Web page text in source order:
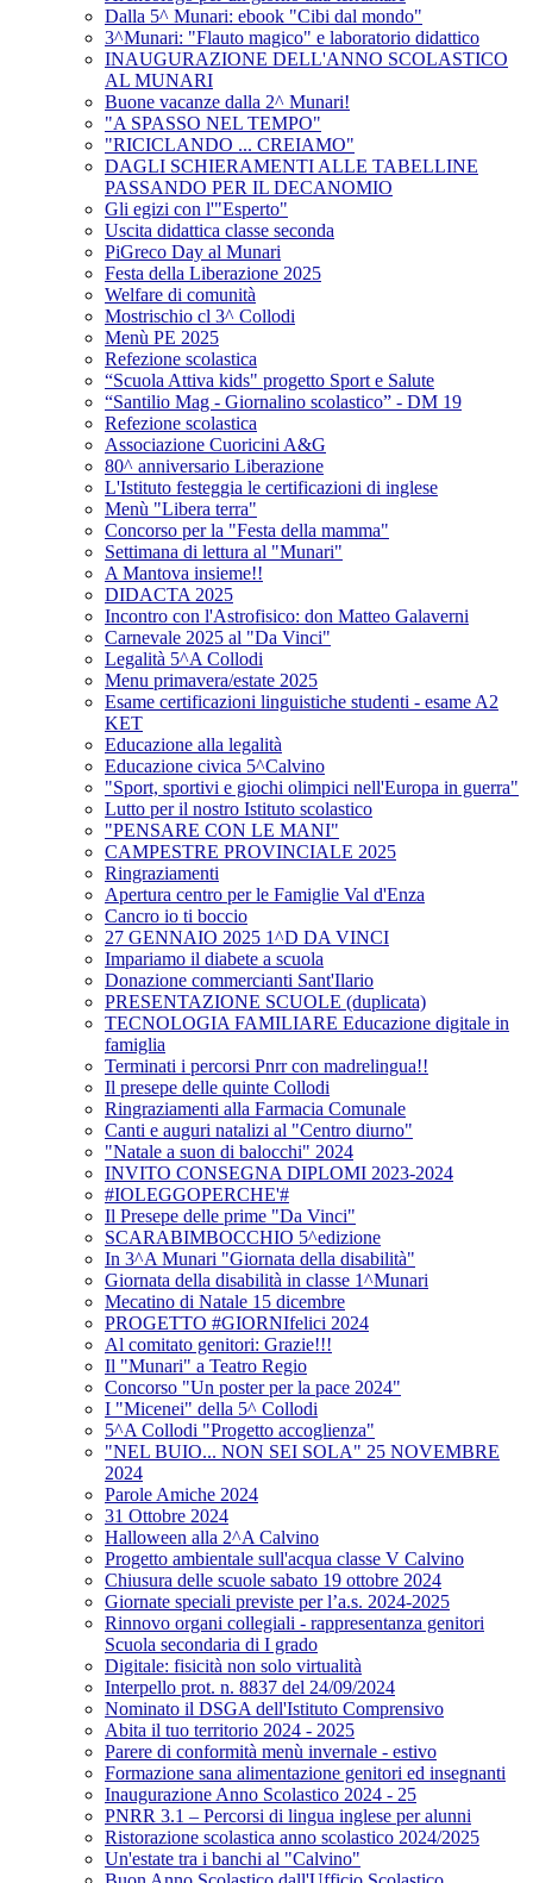
Dalla 5^ Munari: ebook "Cibi dal mondo"
3^Munari: "Flauto magico" e laboratorio didattico
INAUGURAZIONE DELL'ANNO SCOLASTICO
AL MUNARI
Buone vacanze dalla 2^ Munari!
"A SPASSO NEL TEMPO"
"RICICLANDO ... CREIAMO"
DAGLI SCHIERAMENTI ALLE TABELLINE
PASSANDO PER IL DECANOMIO
Gli egizi con l'"Esperto"
Uscita didattica classe seconda
PiGreco Day al Munari
Festa della Liberazione 2025
Welfare di comunità
Mostrischio cl 3^ Collodi
Menù PE 2025
Refezione scolastica
“Scuola Attiva kids" progetto Sport e Salute
“Santilio Mag - Giornalino scolastico” - DM 19
Refezione scolastica
Associazione Cuoricini A&G
80^ anniversario Liberazione
L'Istituto festeggia le certificazioni di inglese
Menù "Libera terra"
Concorso per la "Festa della mamma"
Settimana di lettura al "Munari"
A Mantova insieme!!
DIDACTA 2025
Incontro con l'Astrofisico: don Matteo Galaverni
Carnevale 2025 al "Da Vinci"
Legalità 5^A Collodi
Menu primavera/estate 2025
Esame certificazioni linguistiche studenti - esame A2
KET
Educazione alla legalità
Educazione civica 5^Calvino
"Sport, sportivi e giochi olimpici nell'Europa in guerra"
Lutto per il nostro Istituto scolastico
"PENSARE CON LE MANI"
CAMPESTRE PROVINCIALE 2025
Ringraziamenti
Apertura centro per le Famiglie Val d'Enza
Cancro io ti boccio
27 GENNAIO 2025 1^D DA VINCI
Impariamo il diabete a scuola
Donazione commercianti Sant'Ilario
PRESENTAZIONE SCUOLE (duplicata)
TECNOLOGIA FAMILIARE Educazione digitale in
famiglia
Terminati i percorsi Pnrr con madrelingua!!
Il presepe delle quinte Collodi
Ringraziamenti alla Farmacia Comunale
Canti e auguri natalizi al "Centro diurno"
"Natale a suon di balocchi" 2024
INVITO CONSEGNA DIPLOMI 2023-2024
#IOLEGGOPERCHE'#
Il Presepe delle prime "Da Vinci"
SCARABIMBOCCHIO 5^edizione
In 3^A Munari "Giornata della disabilità"
Giornata della disabilità in classe 1^Munari
Mecatino di Natale 15 dicembre
PROGETTO #GIORNIfelici 2024
Al comitato genitori: Grazie!!!
Il "Munari" a Teatro Regio
Concorso "Un poster per la pace 2024"
I "Micenei" della 5^ Collodi
5^A Collodi "Progetto accoglienza"
"NEL BUIO... NON SEI SOLA" 25 NOVEMBRE
2024
Parole Amiche 2024
31 Ottobre 2024
Halloween alla 2^A Calvino
Progetto ambientale sull'acqua classe V Calvino
Chiusura delle scuole sabato 19 ottobre 2024
Giornate speciali previste per l’a.s. 2024-2025
Rinnovo organi collegiali - rappresentanza genitori
Scuola secondaria di I grado
Digitale: fisicità non solo virtualità
Interpello prot. n. 8837 del 24/09/2024
Nominato il DSGA dell'Istituto Comprensivo
Abita il tuo territorio 2024 - 2025
Parere di conformità menù invernale - estivo
Formazione sana alimentazione genitori ed insegnanti
Inaugurazione Anno Scolastico 2024 - 25
PNRR 3.1 – Percorsi di lingua inglese per alunni
Ristorazione scolastica anno scolastico 2024/2025
Un'estate tra i banchi al "Calvino"